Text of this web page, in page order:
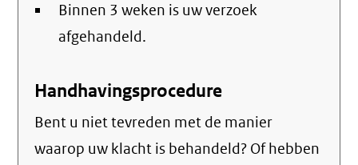
Binnen 3 weken is uw verzoek
afgehandeld.
Handhavingsprocedure
Bent u niet tevreden met de manier
waarop uw klacht is behandeld? Of hebben